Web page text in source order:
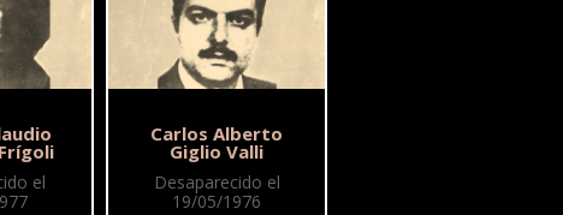
el
Carlos Alberto
Giglio Valli
Desaparecido el
19/05/1976